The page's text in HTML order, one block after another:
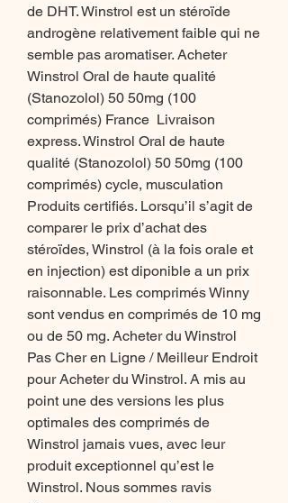
de DHT. Winstrol est un stéroïde
androgène relativement faible qui ne
semble pas aromatiser. Acheter
Winstrol Oral de haute qualité
(Stanozolol) 50 50mg (100
comprimés) France ️ Livraison
express. Winstrol Oral de haute
qualité (Stanozolol) 50 50mg (100
comprimés) cycle, musculation
️Produits certifiés. Lorsqu’il s’agit de
comparer le prix d’achat des
stéroïdes, Winstrol (à la fois orale et
en injection) est diponible a un prix
raisonnable. Les comprimés Winny
sont vendus en comprimés de 10 mg
ou de 50 mg. Acheter du Winstrol
Pas Cher en Ligne / Meilleur Endroit
pour Acheter du Winstrol. A mis au
point une des versions les plus
optimales des comprimés de
Winstrol jamais vues, avec leur
produit exceptionnel qu’est le
Winstrol. Nous sommes ravis